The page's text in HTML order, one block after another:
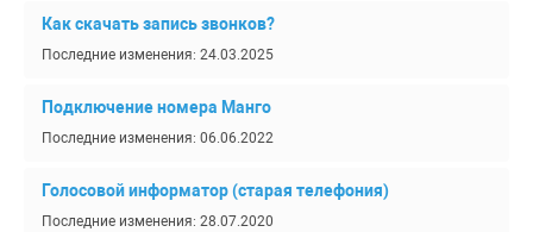
Как скачать запись звонков?
Последние изменения: 24.03.2025
Подключение номера Манго
Последние изменения: 06.06.2022
Голосовой информатор (старая телефония)
Последние изменения: 28.07.2020